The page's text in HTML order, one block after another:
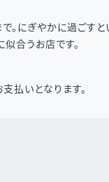
。にぎやかに過ごすと
合うお店です。
払いとなります。